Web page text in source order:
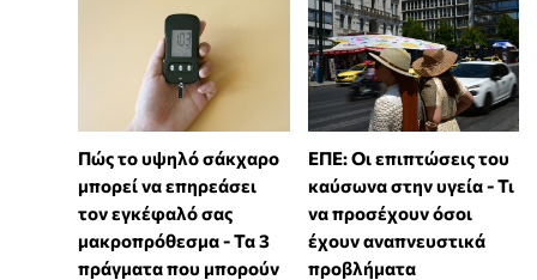
Πώς το υψηλό σάκχαρο
μπορεί να επηρεάσει
τον εγκέφαλό σας
μακροπρόθεσμα - Τα 3
πράγματα που μπορούν
ΕΠΕ: Οι επιπτώσεις του
καύσωνα στην υγεία - Τι
να προσέχουν όσοι
έχουν αναπνευστικά
προβλήματα